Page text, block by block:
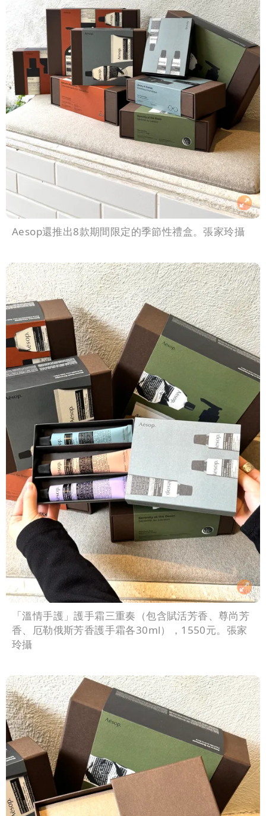
Aesop還推出8款期間限定的季節性禮盒。張家玲攝
「溫情手護」護手霜三重奏（包含賦活芳香、尊尚芳
香、厄勒俄斯芳香護手霜各30ml），1550元。張家
玲攝